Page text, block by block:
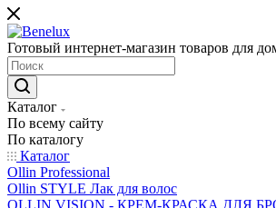
Готовый интернет-магазин товаров для
Каталог
По всему сайту
По каталогу
Каталог
Ollin Professional
Ollin STYLE Лак для волос
OLLIN VISION - КРЕМ-КРАСКА ДЛЯ